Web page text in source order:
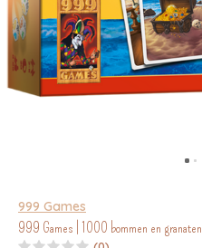
999 Games
999 Games | 1000 bommen en granaten